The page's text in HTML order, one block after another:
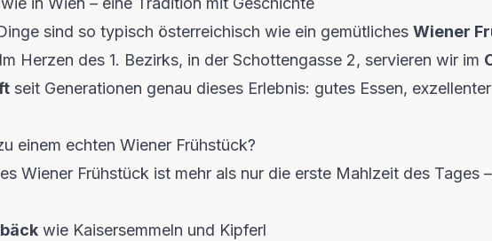
sind so typisch österreichisch wie ein gemütliches Wiener
Herzen des 1. Bezirks, in der Schottengasse 2, servieren wir im
seit Generationen genau dieses Erlebnis: gutes Essen,
einem echten Wiener Frühstück?
Wiener Frühstück ist mehr als nur die erste Mahlzeit des Tages
wie Kaisersemmeln und Kipferl